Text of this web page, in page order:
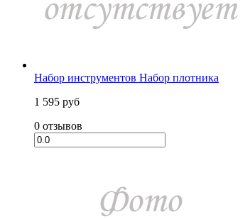
Набор инструментов Набор плотника
1 595 руб
0 отзывов